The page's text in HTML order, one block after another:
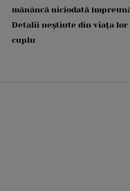
mănâncă niciodată
Detalii neștiute din viața lor
cuplu